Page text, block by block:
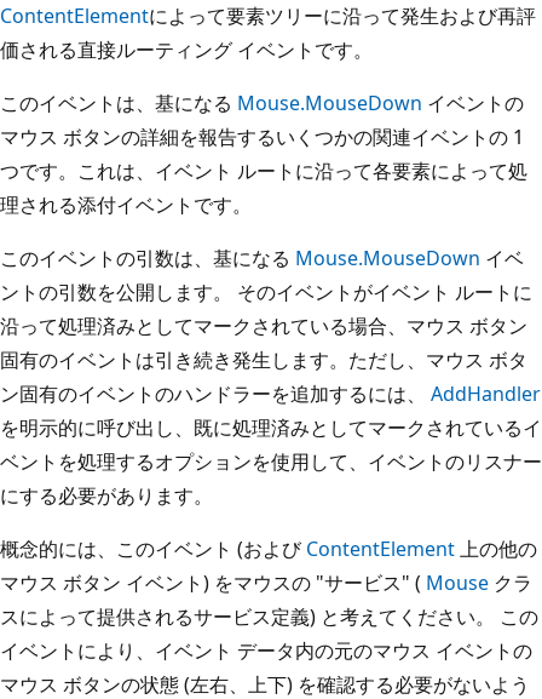
ContentElementによって要素ツリーに沿って発生および再評
価される直接ルーティング イベントです。
このイベントは、基になる Mouse.MouseDown イベントの
マウス ボタンの詳細を報告するいくつかの関連イベントの 1
つです。これは、イベント ルートに沿って各要素によって処
理される添付イベントです。
このイベントの引数は、基になる Mouse.MouseDown イベ
ントの引数を公開します。 そのイベントがイベント ルートに
沿って処理済みとしてマークされている場合、マウス ボタン
固有のイベントは引き続き発生します。ただし、マウス ボタ
ン固有のイベントのハンドラーを追加するには、 AddHandler
を明示的に呼び出し、既に処理済みとしてマークされているイ
ベントを処理するオプションを使用して、イベントのリスナー
にする必要があります。
概念的には、このイベント (およびContentElement上の他の
マウス ボタン イベント) をマウスの "サービス" ( Mouse クラ
スによって提供されるサービス定義) と考えてください。 この
イベントにより、イベント データ内の元のマウス イベントの
マウス ボタンの状態 (左右、上下) を確認する必要がないよう